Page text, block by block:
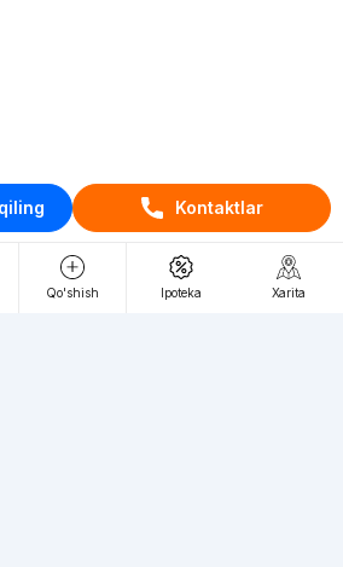
Kontaktlar
Qo'shish Ipoteka Xarita